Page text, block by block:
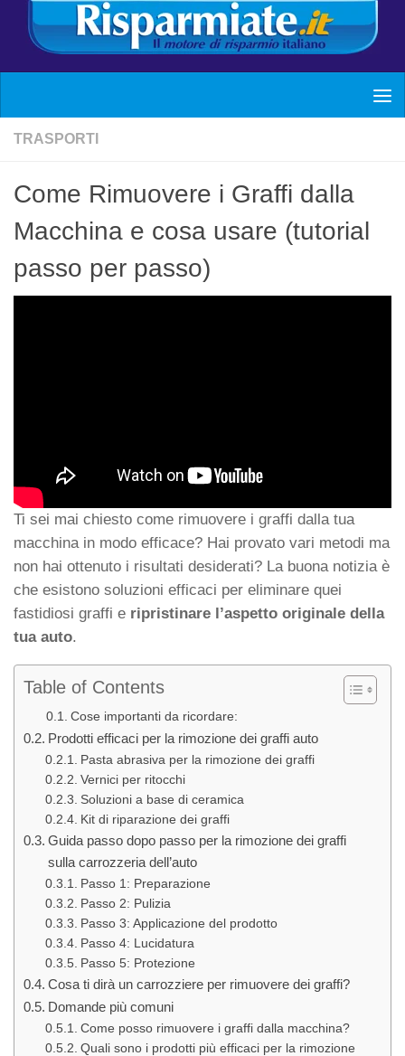
TRASPORTI
Come Rimuovere i Graffi dalla
Macchina e cosa usare (tutorial
passo per passo)
Ti sei mai chiesto come rimuovere i graffi dalla tua
macchina in modo efficace? Hai provato vari metodi ma
non hai ottenuto i risultati desiderati? La buona notizia è
che esistono soluzioni efficaci per eliminare quei
fastidiosi graffi e ripristinare l’aspetto originale della
tua auto.
Table of Contents
Cose importanti da ricordare:
Prodotti efficaci per la rimozione dei graffi auto
Pasta abrasiva per la rimozione dei graffi
Vernici per ritocchi
Soluzioni a base di ceramica
Kit di riparazione dei graffi
Guida passo dopo passo per la rimozione dei graffi
sulla carrozzeria dell’auto
Passo 1: Preparazione
Passo 2: Pulizia
Passo 3: Applicazione del prodotto
Passo 4: Lucidatura
Passo 5: Protezione
Cosa ti dirà un carrozziere per rimuovere dei graffi?
Domande più comuni
Come posso rimuovere i graffi dalla macchina?
Quali sono i prodotti più efficaci per la rimozione